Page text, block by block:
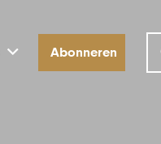
Abonneren